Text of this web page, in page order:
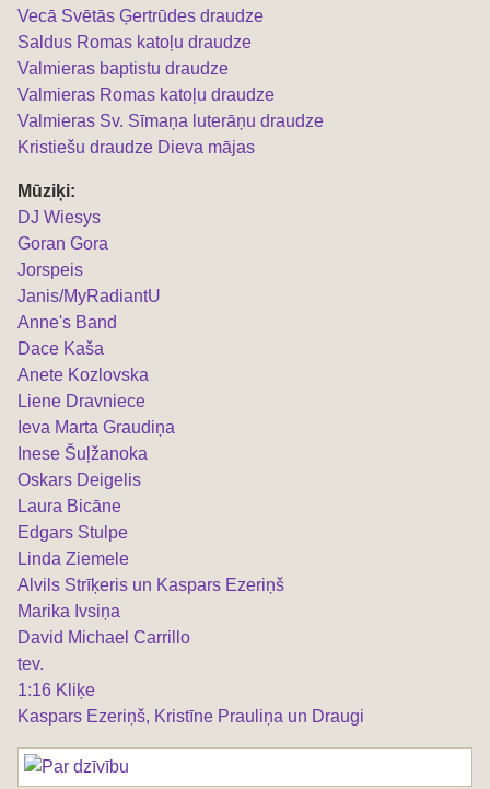
Vecā Svētās Ģertrūdes draudze
Saldus Romas katoļu draudze
Valmieras baptistu draudze
Valmieras Romas katoļu draudze
Valmieras Sv. Sīmaņa luterāņu draudze
Kristiešu draudze Dieva mājas
Mūziķi:
DJ Wiesys
Goran Gora
Jorspeis
Janis/MyRadiantU
Anne's Band
Dace Kaša
Anete Kozlovska
Liene Dravniece
Ieva Marta Graudiņa
Inese Šuļžanoka
Oskars Deigelis
Laura Bicāne
Edgars Stulpe
Linda Ziemele
Alvils Strīķeris un Kaspars Ezeriņš
Marika Ivsiņa
David Michael Carrillo
tev.
1:16 Kliķe
Kaspars Ezeriņš, Kristīne Prauliņa un Draugi